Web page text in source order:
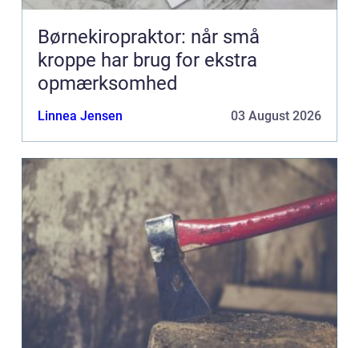
Børnekiropraktor: når små
kroppe har brug for ekstra
opmærksomhed
Linnea Jensen 03 August 2026